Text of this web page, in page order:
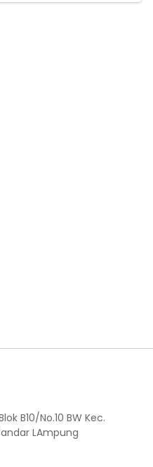
B10/No.10 BW Kec.
LAmpung